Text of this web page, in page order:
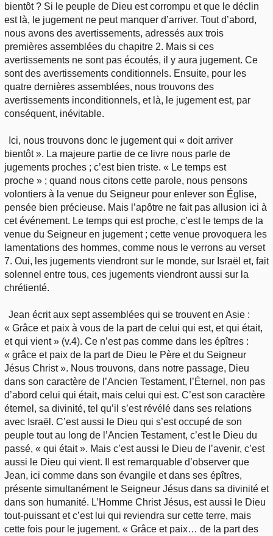
bientôt ? Si le peuple de Dieu est corrompu et que le déclin
est là, le jugement ne peut manquer d’arriver. Tout d’abord,
nous avons des avertissements, adressés aux trois
premières assemblées du chapitre 2. Mais si ces
avertissements ne sont pas écoutés, il y aura jugement. Ce
sont des avertissements conditionnels. Ensuite, pour les
quatre dernières assemblées, nous trouvons des
avertissements inconditionnels, et là, le jugement est, par
conséquent, inévitable.
Ici, nous trouvons donc le jugement qui « doit arriver
bientôt ». La majeure partie de ce livre nous parle de
jugements proches ; c’est bien triste. « Le temps est
proche » ; quand nous citons cette parole, nous pensons
volontiers à la venue du Seigneur pour enlever son Église,
pensée bien précieuse. Mais l’apôtre ne fait pas allusion ici à
cet événement. Le temps qui est proche, c’est le temps de la
venue du Seigneur en jugement ; cette venue provoquera les
lamentations des hommes, comme nous le verrons au verset
7. Oui, les jugements viendront sur le monde, sur Israël et, fait
solennel entre tous, ces jugements viendront aussi sur la
chrétienté.
Jean écrit aux sept assemblées qui se trouvent en Asie :
« Grâce et paix à vous de la part de celui qui est, et qui était,
et qui vient » (v.4). Ce n’est pas comme dans les épîtres :
« grâce et paix de la part de Dieu le Père et du Seigneur
Jésus Christ ». Nous trouvons, dans notre passage, Dieu
dans son caractère de l’Ancien Testament, l’Éternel, non pas
d’abord celui qui était, mais celui qui est. C’est son caractère
éternel, sa divinité, tel qu’il s’est révélé dans ses relations
avec Israël. C’est aussi le Dieu qui s’est occupé de son
peuple tout au long de l’Ancien Testament, c’est le Dieu du
passé, « qui était ». Mais c’est aussi le Dieu de l’avenir, c’est
aussi le Dieu qui vient. Il est remarquable d’observer que
Jean, ici comme dans son évangile et dans ses épîtres,
présente simultanément le Seigneur Jésus dans sa divinité et
dans son humanité. L’Homme Christ Jésus, est aussi le Dieu
tout-puissant et c’est lui qui reviendra sur cette terre, mais
cette fois pour le jugement. « Grâce et paix… de la part des